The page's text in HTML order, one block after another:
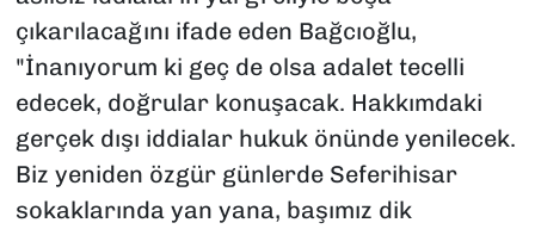
çıkarılacağını ifade eden Bağcıoğlu,
"İnanıyorum ki geç de olsa adalet tecelli
edecek, doğrular konuşacak. Hakkımdaki
gerçek dışı iddialar hukuk önünde yenilecek.
Biz yeniden özgür günlerde Seferihisar
sokaklarında yan yana, başımız dik